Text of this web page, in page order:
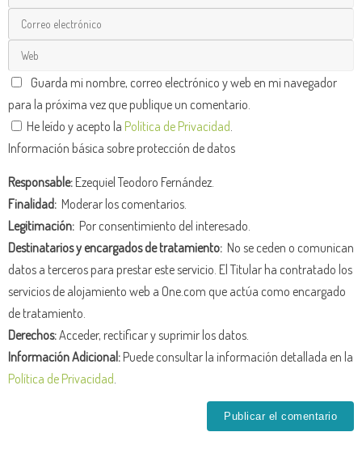
Guarda mi nombre, correo electrónico y web en mi navegador
para la próxima vez que publique un comentario.
He leído y acepto la Política de Privacidad
Información básica sobre protección de datos
Responsable:Ezequiel Teodoro Fernández.
Finalidad: Moderar los comentarios.
Legitimación: Por consentimiento del interesado.
Destinatarios y encargados de tratamiento: No se ceden o comunican
datos a terceros para prestar este servicio. El Titular ha contratado los
servicios de alojamiento web a One.com que actúa como encargado
de tratamiento.
Derechos:Acceder, rectificar y suprimir los datos.
Información Adicional:Puede consultar la información detallada en la
Política de Privacidad